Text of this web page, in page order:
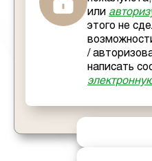
или
этого не
/
написать